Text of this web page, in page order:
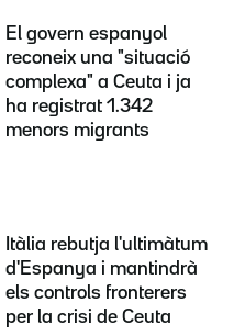
El govern espanyol
reconeix una "situació
complexa" a Ceuta i ja
ha registrat 1.342
menors migrants
Itàlia rebutja l'ultimàtum
d'Espanya i mantindrà
els controls fronterers
per la crisi de Ceuta